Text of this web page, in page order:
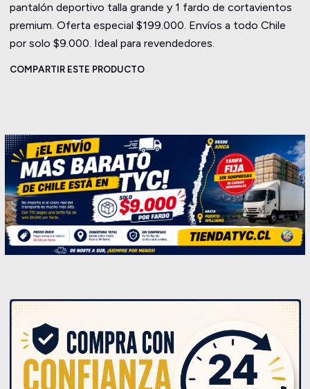
pantalón deportivo talla grande y 1 fardo de cortavientos
premium. Oferta especial $199.000. Envíos a todo Chile
por solo $9.000. Ideal para revendedores.
COMPARTIR ESTE PRODUCTO